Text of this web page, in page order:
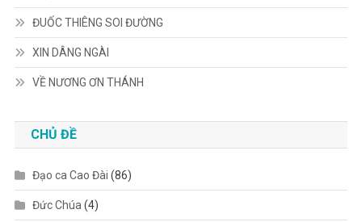
ĐUỐC THIÊNG SOI ĐƯỜNG
XIN DÂNG NGÀI
VỀ NƯƠNG ƠN THÁNH
CHỦ ĐỀ
Đạo ca Cao Đài (86)
Đức Chúa (4)